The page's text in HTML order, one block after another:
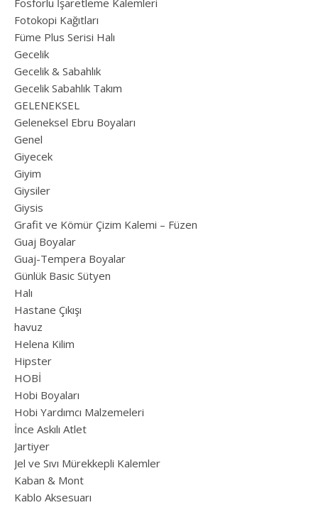
Fosforlu İşaretleme Kalemleri
Fotokopi Kağıtları
Füme Plus Serisi Halı
Gecelik
Gecelik & Sabahlık
Gecelik Sabahlık Takım
GELENEKSEL
Geleneksel Ebru Boyaları
Genel
Giyecek
Giyim
Giysiler
Giysis
Grafit ve Kömür Çizim Kalemi – Füzen
Guaj Boyalar
Guaj-Tempera Boyalar
Günlük Basic Sütyen
Halı
Hastane Çıkışı
havuz
Helena Kilim
Hipster
HOBİ
Hobi Boyaları
Hobi Yardımcı Malzemeleri
İnce Askılı Atlet
Jartiyer
Jel ve Sıvı Mürekkepli Kalemler
Kaban & Mont
Kablo Aksesuarı